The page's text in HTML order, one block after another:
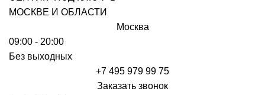
Москва
09:00 - 20:00
Без выходных
+7 495 979 99 75
Заказать звонок